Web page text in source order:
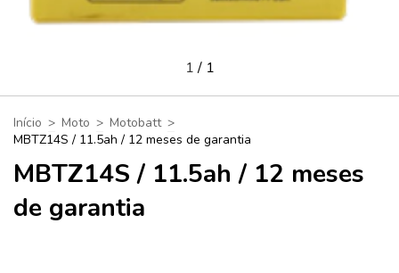
1/ 1
Início > Moto > Motobatt >
MBTZ14S / 11.5ah / 12 meses de garantia
MBTZ14S / 11.5ah / 12 meses
de garantia